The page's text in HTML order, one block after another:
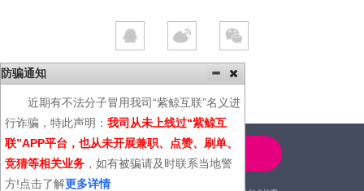
4000-600-366
防骗通知
近期有不法分子冒用我司“紫鲸互联”名义进
行诈骗，特此声明： 我司从未上线过“紫鲸互
联”APP平台，也从未开展兼职、点赞、刷单、
竞猜等相关业务 ，如有被骗请及时联系当地警
方!点击了解更多详情